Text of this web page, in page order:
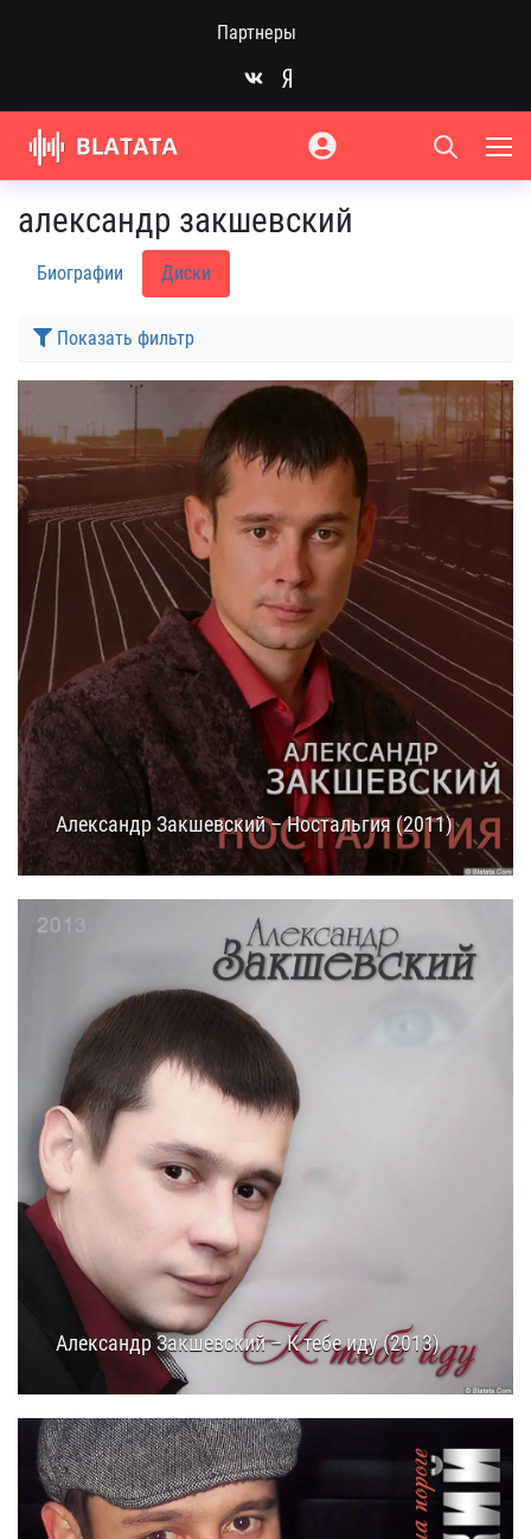
Партнеры
александр закшевский
Биографии Диски
Показать фильтр
Александр Закшевский – Ностальгия (2011)
15.07.2025 10:25
Александр Закшевский – К тебе иду (2013)
31.05.2025 16:15